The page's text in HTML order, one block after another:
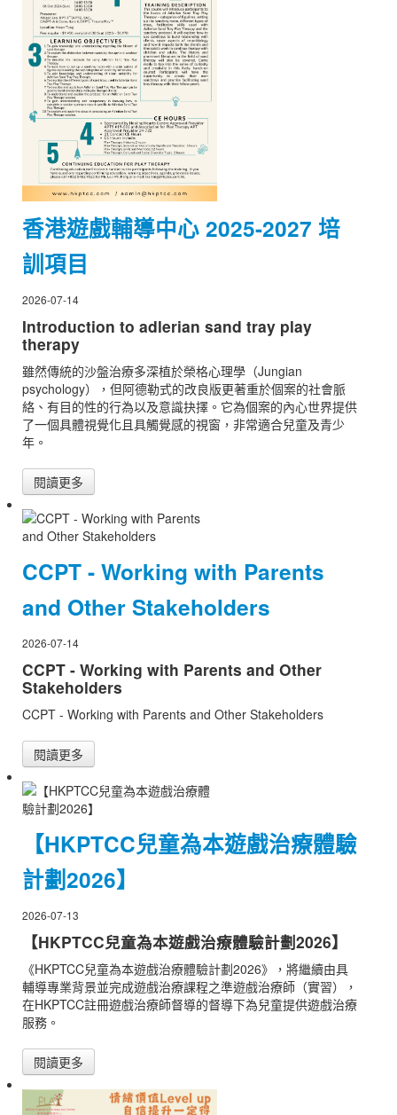
香港遊戲輔導中心 2025-2027 培
訓項目
2026-07-14
Introduction to adlerian sand tray play
therapy
雖然傳統的沙盤治療多深植於榮格心理學（Jungian
psychology），但阿德勒式的改良版更著重於個案的社會脈
絡、有目的性的行為以及意識抉擇。它為個案的內心世界提供
了一個具體視覺化且具觸覺感的視窗，非常適合兒童及青少
年。
閱讀更多
CCPT - Working with Parents
and Other Stakeholders
2026-07-14
CCPT - Working with Parents and Other
Stakeholders
CCPT - Working with Parents and Other Stakeholders
閱讀更多
【HKPTCC兒童為本遊戲治療體驗
計劃2026】
2026-07-13
【HKPTCC兒童為本遊戲治療體驗計劃2026】
《HKPTCC兒童為本遊戲治療體驗計劃2026》，將繼續由具
輔導專業背景並完成遊戲治療課程之準遊戲治療師（實習），
在HKPTCC註冊遊戲治療師督導的督導下為兒童提供遊戲治療
服務。
閱讀更多